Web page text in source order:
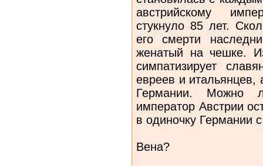
австрийскому
стукнуло 85 лет.
его смерти
женатый на чешке.
симпатизирует
евреев и итальянцев,
Германии. Можно
император Австрии
в одиночку Германии
Вена?